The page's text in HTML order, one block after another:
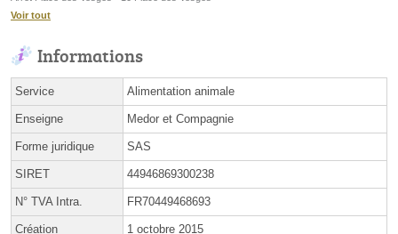
Voir tout
Informations
Service Alimentation animale
Enseigne Medor et Compagnie
Forme juridique SAS
SIRET 44946869300238
N° TVA Intra. FR70449468693
Création 1 octobre 2015